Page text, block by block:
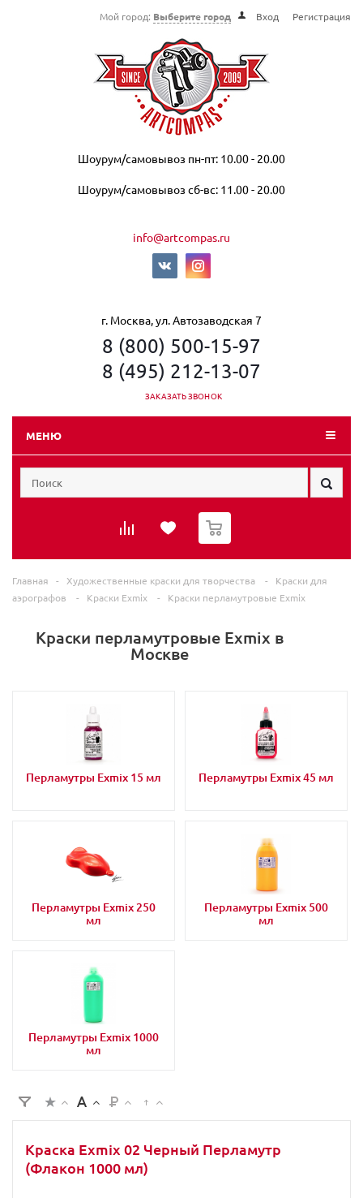
Мой город: Выберите город Вход Регистрация
Шоурум/самовывоз пн-пт: 10.00 - 20.00
Шоурум/самовывоз сб-вс: 11.00 - 20.00
info@artcompas.ru
г. Москва, ул. Автозаводская 7
8 (800) 500-15-97
8 (495) 212-13-07
ЗАКАЗАТЬ ЗВОНОК
МЕНЮ
0
Главная - Художественные краски для творчества -
Краски для
аэрографов
- Краски Exmix - Краски перламутровые Exmix
Краски перламутровые Exmix в
Москве
Перламутры Exmix 15 мл Перламутры Exmix 45 мл
Перламутры Exmix 250
мл
Перламутры Exmix 500
мл
Перламутры Exmix 1000
мл
Краска Exmix 02 Черный Перламутр
(Флакон 1000 мл)